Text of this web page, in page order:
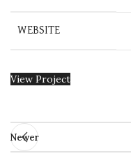
WEBSITE
View Project
Newer